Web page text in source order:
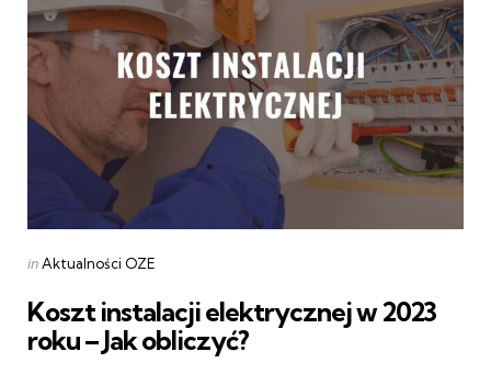
Categories
Posted
inAktualności OZE
Koszt instalacji elektrycznej w 2023
roku – Jak obliczyć?